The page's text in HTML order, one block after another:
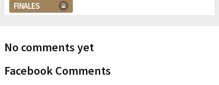
FINALES
No comments yet
Facebook Comments